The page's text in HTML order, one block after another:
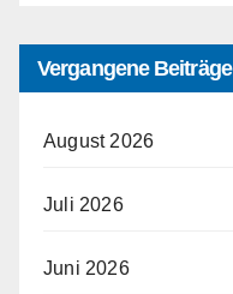
Vergangene Beiträge
August 2026
Juli 2026
Juni 2026